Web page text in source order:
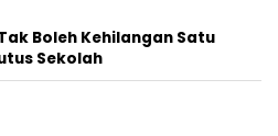
Boleh Kehilangan Satu
Sekolah